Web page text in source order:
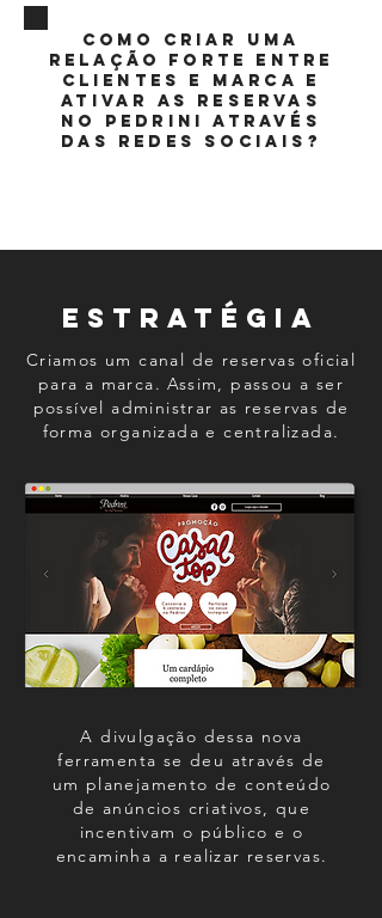
como criar uma
relação forte entre
clientes e marca e
ativar as reservas
no pedrini através
das redes sociais?
ESTRATégia
Criamos um canal de reservas oficial
para a marca. Assim, passou a ser
possível administrar as reservas de
forma organizada e centralizada.
A divulgação dessa nova
ferramenta se deu através de
um planejamento de conteúdo
de anúncios criativos, que
incentivam o público e o
encaminha a realizar reservas.